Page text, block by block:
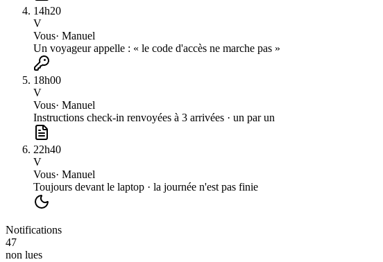
14h20
V
Vous· Manuel
Un voyageur appelle : « le code d'accès ne marche pas »
18h00
V
Vous· Manuel
Instructions check-in renvoyées à 3 arrivées · un par un
22h40
V
Vous· Manuel
Toujours devant le laptop · la journée n'est pas finie
Notifications
47
non lues